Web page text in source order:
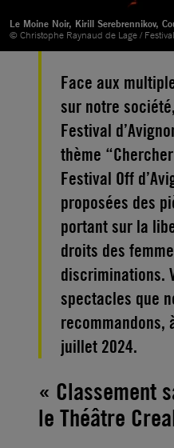
Le Moine Noir, Kirill Serebrennikov,
© Christophe Raynaud de Lage /
Face aux
sur notre
Festival
thème
Festival Off
proposées des
portant sur la
droits des
discriminations.
spectacles que
recommandons,
juillet 2024.
« Classement
le Théâtre